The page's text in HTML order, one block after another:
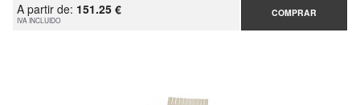
A partir de: 151.25 €
IVA INCLUIDO
COMPRAR